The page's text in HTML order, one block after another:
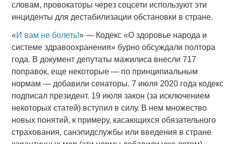
словам, провокаторы через соцсети используют эти
инциденты для дестабилизации обстановки в стране.
«И вам не болеть!» — Кодекс «О здоровье народа и
системе здравоохранения» бурно обсуждали полтора
года. В документ депутаты мажилиса внесли 717
поправок, еще некоторые — по принципиальным
нормам — добавили сенаторы. 7 июля 2020 года кодекс
подписал президент. 19 июля закон (за исключением
некоторых статей) вступил в силу. В нем множество
новых понятий, к примеру, касающихся обязательного
страхования, санэпидслужбы или введения в стране